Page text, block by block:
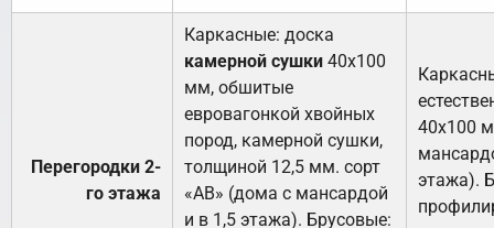
Перегородки 2-
го этажа
Каркасные: доска
камерной сушки 40х100
мм, обшитые
евровагонкой хвойных
пород, камерной сушки,
толщиной 12,5 мм. сорт
«АВ» (дома с мансардой
и в 1,5 этажа). Брусовые:
40х100
этажа).